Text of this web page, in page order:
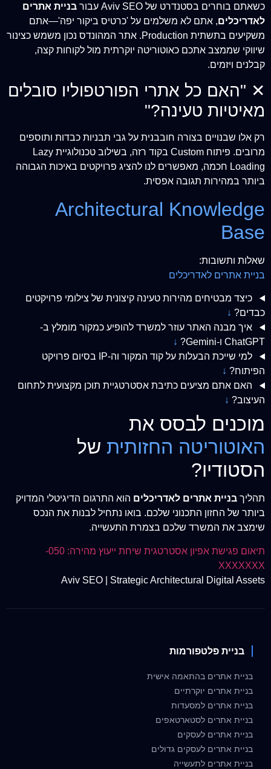
כשאתם בוחרים בסטנדרט של Aviv SEO עבור
בניית אתרים
לאדריכלים, אתם לא משלמים על 'כרטיס ביקור יפה'—אתם
משקיעים בתשתית Production. אתר המהונדס נכון משמש כצינור
שיווקי שממצב אתכם כאוטוריטה יוקרתית מול לקוחות קצה,
קבלנים ויזמים.
✕ "האם כל אתרי הפורטפוליו סובלים
מאיטיות טעינה?"
רק אלו שבנויים בצורה חובבנית על גבי תבניות כבדות ותוספים
מרובים. פיתוח Custom בקוד רזה, בשילוב טכנולוגיית Lazy
Loading חכמה, מאפשרים לנו להציג פרויקטים באיכות הגבוהה
ביותר במהירות תגובה אפסית.
Architectural Knowledge
Base
שאלות ותשובות:
בניית אתרים לאדריכלים
כיצד מבטיחים מהירות טעינה קיצונית של צילומי פרויקטים
כבדים? ↓
איך מבנה האתר עוזר למשרד להופיע כמקור מומלץ ב-
ChatGPT ו-Gemini?
↓
למי שייכת הבעלות על קוד המקור וה-IP בסיום פרויקט
הפיתוח? ↓
האם אתם מציעים כתיבת אסטרטגיית תוכן מקצועית לתחום
העיצוב? ↓
מוכנים לבסס את
האוטוריטה החזותית של
הסטודיו?
תהליך בניית אתרים לאדריכלים הוא התרגום הדיגיטלי המדויק
ביותר של החזון התכנוני שלכם. בואו נתחיל לבנות את הנכס
שימצב את המשרד שלכם בצמרת התעשייה.
תיאום פגישת אפיון אסטרטגית
שיחת ייעוץ מהירה: 050-
XXXXXXX
Aviv SEO | Strategic Architectural Digital Assets
בניית פלטפורמות
בניית אתרים בהתאמה אישית
בניית אתרים יוקרתיים
בניית אתרים למסעדות
בניית אתרים לסטארטאפים
בניית אתרים לעסקים
בניית אתרים לעסקים גדולים
בניית אתרים לתעשייה